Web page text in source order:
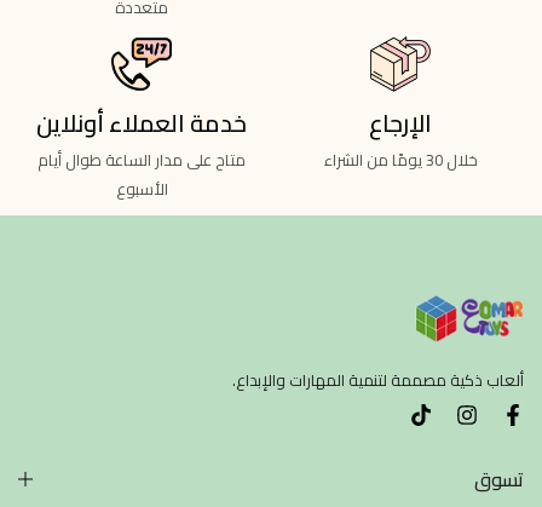
متعددة
الإرجاع
خلال 30 يومًا من الشراء
خدمة العملاء أونلاين
متاح على مدار الساعة طوال أيام
الأسبوع
ألعاب ذكية مصممة لتنمية المهارات والإبداع.
تسوق